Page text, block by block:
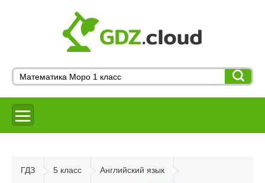
ГДЗ 5 класс Английский язык